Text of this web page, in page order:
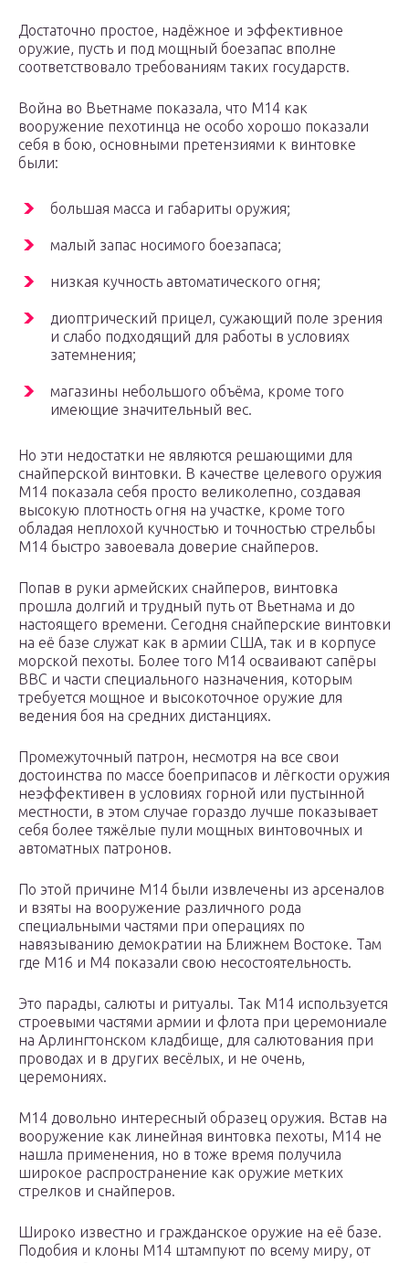
Достаточно простое, надёжное и эффективное
оружие, пусть и под мощный боезапас вполне
соответствовало требованиям таких государств.
Война во Вьетнаме показала, что М14 как
вооружение пехотинца не особо хорошо показали
себя в бою, основными претензиями к винтовке
были:
большая масса и габариты оружия;
малый запас носимого боезапаса;
низкая кучность автоматического огня;
диоптрический прицел, сужающий поле зрения
и слабо подходящий для работы в условиях
затемнения;
магазины небольшого объёма, кроме того
имеющие значительный вес.
Но эти недостатки не являются решающими для
снайперской винтовки. В качестве целевого оружия
М14 показала себя просто великолепно, создавая
высокую плотность огня на участке, кроме того
обладая неплохой кучностью и точностью стрельбы
М14 быстро завоевала доверие снайперов.
Попав в руки армейских снайперов, винтовка
прошла долгий и трудный путь от Вьетнама и до
настоящего времени. Сегодня снайперские винтовки
на её базе служат как в армии США, так и в корпусе
морской пехоты. Более того М14 осваивают сапёры
ВВС и части специального назначения, которым
требуется мощное и высокоточное оружие для
ведения боя на средних дистанциях.
Промежуточный патрон, несмотря на все свои
достоинства по массе боеприпасов и лёгкости оружия
неэффективен в условиях горной или пустынной
местности, в этом случае гораздо лучше показывает
себя более тяжёлые пули мощных винтовочных и
автоматных патронов.
По этой причине М14 были извлечены из арсеналов
и взяты на вооружение различного рода
специальными частями при операциях по
навязыванию демократии на Ближнем Востоке. Там
где М16 и М4 показали свою несостоятельность.
Это парады, салюты и ритуалы. Так М14 используется
строевыми частями армии и флота при церемониале
на Арлингтонском кладбище, для салютования при
проводах и в других весёлых, и не очень,
церемониях.
М14 довольно интересный образец оружия. Встав на
вооружение как линейная винтовка пехоты, М14 не
нашла применения, но в тоже время получила
широкое распространение как оружие метких
стрелков и снайперов.
Широко известно и гражданское оружие на её базе.
Подобия и клоны М14 штампуют по всему миру, от